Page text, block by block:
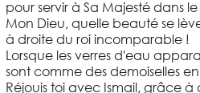
pour servir à Sa Majesté dans
Mon Dieu, quelle beauté se
à droite du roi incomparable !
Lorsque les verres d'eau
sont comme des demoiselles
Réjouis toi avec Ismail, grâce à